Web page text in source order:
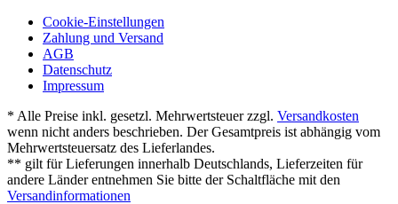
Cookie-Einstellungen
Zahlung und Versand
AGB
Datenschutz
Impressum
* Alle Preise inkl. gesetzl. Mehrwertsteuer zzgl. Versandkosten
wenn nicht anders beschrieben. Der Gesamtpreis ist abhängig vom
Mehrwertsteuersatz des Lieferlandes.
** gilt für Lieferungen innerhalb Deutschlands, Lieferzeiten für
andere Länder entnehmen Sie bitte der Schaltfläche mit den
Versandinformationen